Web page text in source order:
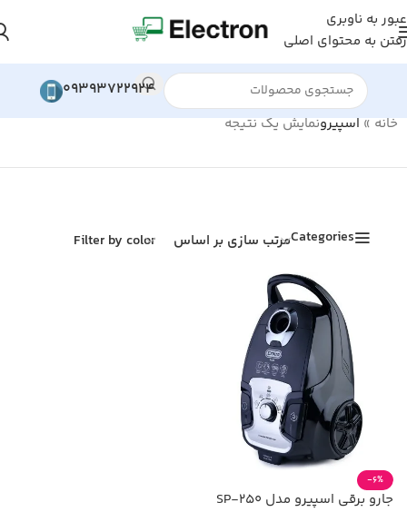
عبور به ناوبری
رفتن به محتوای اصلی
09393722924
خانه»اسپیرونمایش یک نتیجه
Categoriesمرتب سازی بر اساس Filter by color
-6%
جارو برقی اسپیرو مدل SP-250